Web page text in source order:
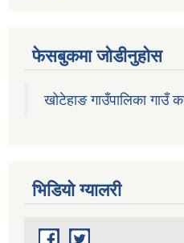
फेसबुकमा जोडीनुहोस
खोटेहाङ गाउँपालिका गाउँ
भिडियाे ग्यालरी